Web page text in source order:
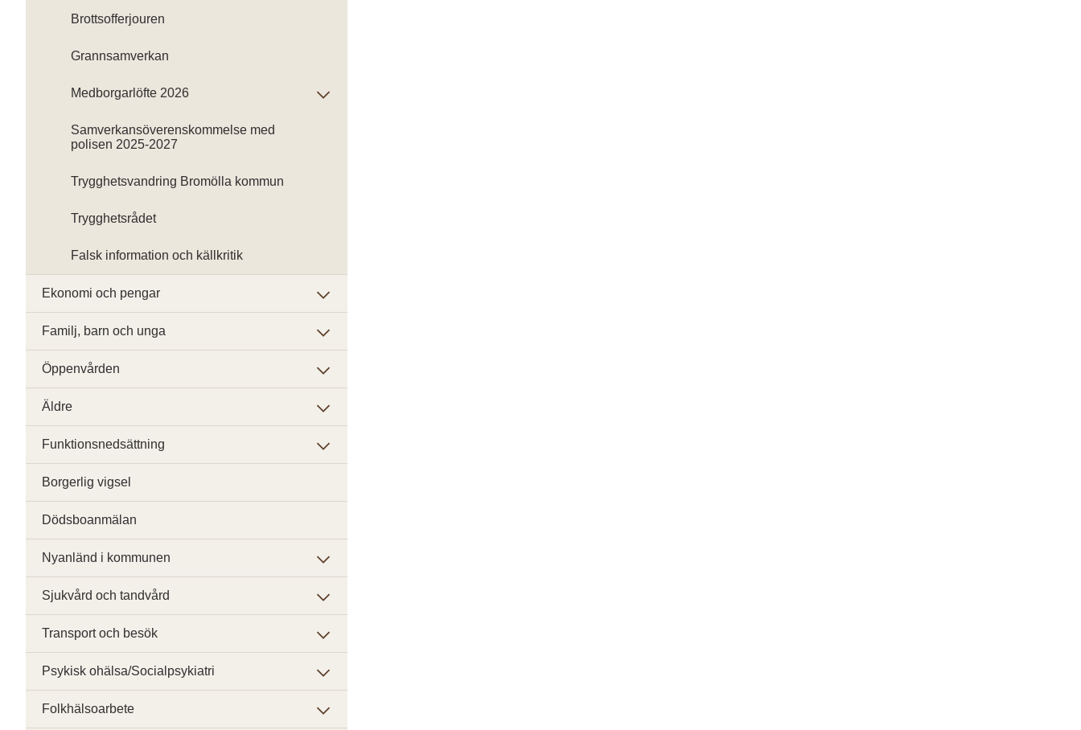
Brottsofferjouren
Grannsamverkan
Medborgarlöfte 2026
Samverkansöverenskommelse med
polisen 2025-2027
Trygghetsvandring Bromölla kommun
Trygghetsrådet
Falsk information och källkritik
Ekonomi och pengar
Familj, barn och unga
Öppenvården
Äldre
Funktionsnedsättning
Borgerlig vigsel
Dödsboanmälan
Nyanländ i kommunen
Sjukvård och tandvård
Transport och besök
Psykisk ohälsa/Socialpsykiatri
Folkhälsoarbete